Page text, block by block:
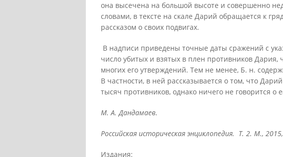
она высечена на большой высоте и совершенно
словами, в тексте на скале Дарий обращается к
рассказом о своих подвигах.
В надписи приведены точные даты сражений с
число убитых и взятых в плен противников Дария,
многих его утверждений. Тем не менее, Б. н.
В частности, в ней рассказывается о том, что
тысяч противников, однако ничего не говорится о
М. А. Дандамаев.
Российская историческая энциклопедия. Т. 2. М.,
Издания: